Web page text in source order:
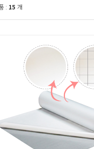
: 15 개